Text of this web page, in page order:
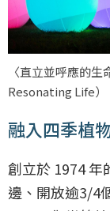
〈直立並呼應的
Resonating Life
融入四季植
創立於 1974 年
邊、開放逾3/4